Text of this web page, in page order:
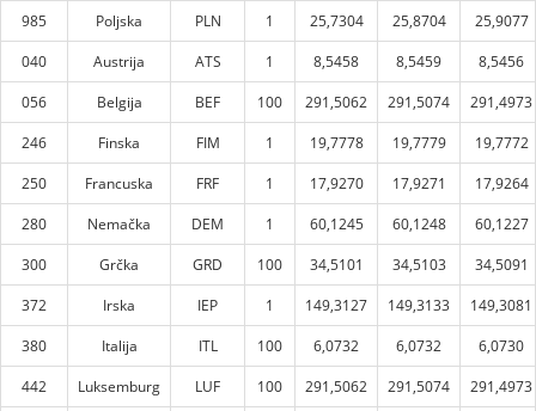
985
Poljska PLN 1 25,7304 25,8704
25,9077
040
Austrija ATS 1 8,5458 8,5459
8,5456
056
Belgija BEF 100 291,5062 291,5074
291,4973
246
Finska FIM 1 19,7778 19,7779
19,7772
250
Francuska FRF 1 17,9270 17,9271
17,9264
280
Nemačka DEM 1 60,1245 60,1248
60,1227
300
Grčka GRD 100 34,5101 34,5103
34,5091
372
Irska IEP 1 149,3127 149,3133
149,3081
380
Italija ITL 100 6,0732 6,0732
6,0730
442
Luksemburg LUF 100 291,5062 291,5074
291,4973